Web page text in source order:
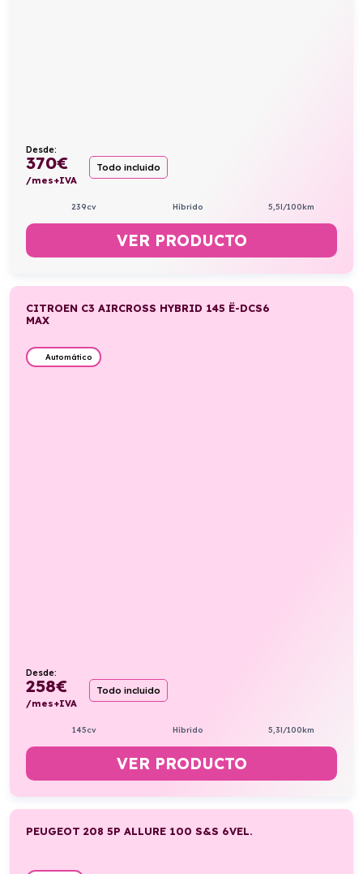
Desde:
370€
/mes+IVA
Todo incluido
239cv Híbrido 5,5l/100km
VER PRODUCTO
CITROEN C3 AIRCROSS HYBRID 145 Ë-DCS6
MAX
Automático
Desde:
258€
/mes+IVA
Todo incluido
145cv Híbrido 5,3l/100km
VER PRODUCTO
PEUGEOT 208 5P ALLURE 100 S&S 6VEL.